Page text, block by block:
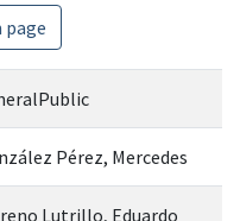
Pérez, Mercedes
Lutrillo, Eduardo